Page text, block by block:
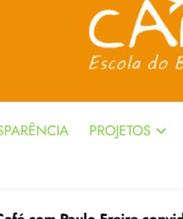
PROJETOS